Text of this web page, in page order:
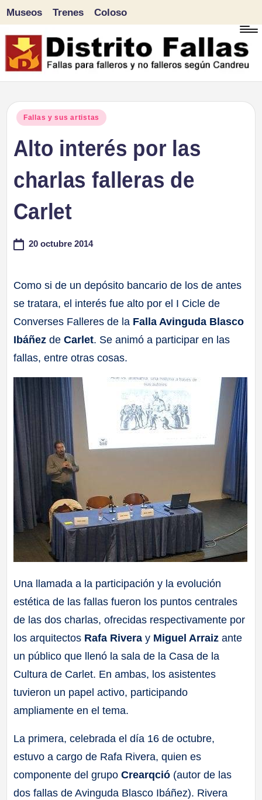
Saltar
al
Museos Trenes Coloso
Publicado
Fallas y sus artistas
Alto interés por las
charlas falleras de
Carlet
20 octubre 2014
Como si de un depósito bancario de los de antes
se tratara, el interés fue alto por el I Cicle de
Converses Falleres de la Falla Avinguda Blasco
Ibáñez deCarlet. Se animó a participar en las
fallas, entre otras cosas.
Una llamada a la participación y la evolución
estética de las fallas fueron los puntos centrales
de las dos charlas, ofrecidas respectivamente por
los arquitectos Rafa Rivera y Miguel Arraizante
un público que llenó la sala de la Casa de la
Cultura de Carlet. En ambas, los asistentes
tuvieron un papel activo, participando
ampliamente en el tema.
La primera, celebrada el día 16 de octubre,
estuvo a cargo de Rafa Rivera, quien es
componente del grupoCrearqció (autor de las
dos fallas de Avinguda Blasco Ibáñez). Rivera